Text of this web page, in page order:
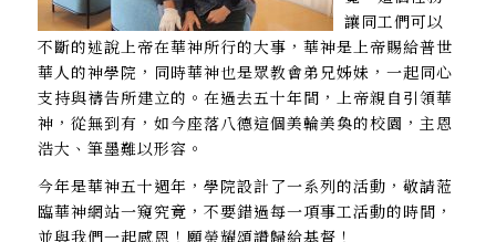
讓同工們可以
不斷的述說上帝在華神所行的大事，華神是上帝賜給普世
華人的神學院，同時華神也是眾教會弟兄姊妹，一起同心
支持與禱告所建立的。在過去五十年間，上帝親自引領華
神，從無到有，如今座落八德這個美輪美奐的校園，主恩
浩大、筆墨難以形容。
今年是華神五十週年，學院設計了一系列的活動，敬請蒞
臨華神網站一窺究竟，不要錯過每一項事工活動的時間，
並與我們一起感恩！願榮耀頌讚歸給基督！